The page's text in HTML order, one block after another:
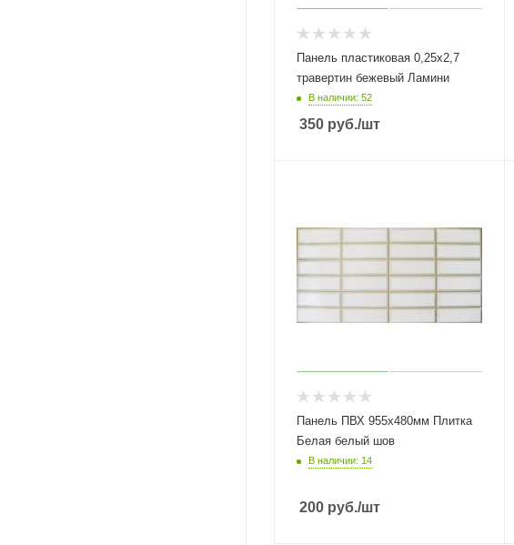
Панель пластиковая 0,25х2,7
травертин бежевый Ламини
В наличии: 52
350 руб./шт
Панель ПВХ 955х480мм Плитка
Белая белый шов
В наличии: 14
200 руб./шт